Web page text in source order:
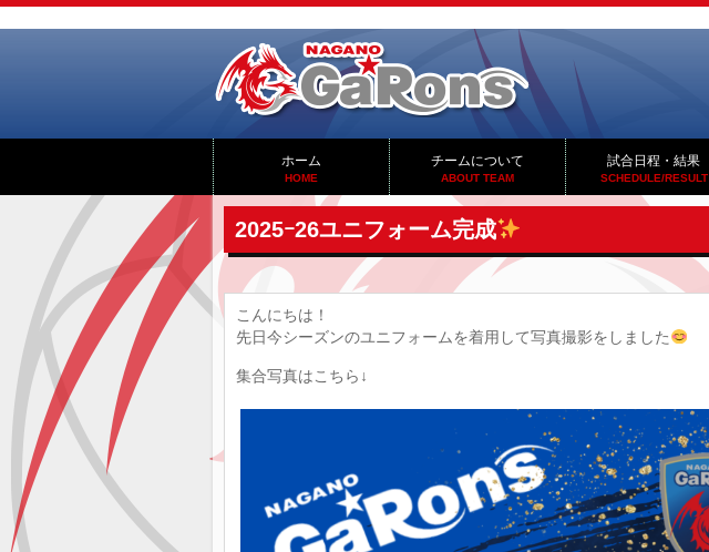
ホーム
HOME
チームについて
ABOUT TEAM
試合日程・結果
SCHEDULE/RESULT
2025ｰ26ユニフォーム完成
こんにちは！
先日今シーズンのユニフォームを着用して写真撮影をしました
集合写真はこちら↓